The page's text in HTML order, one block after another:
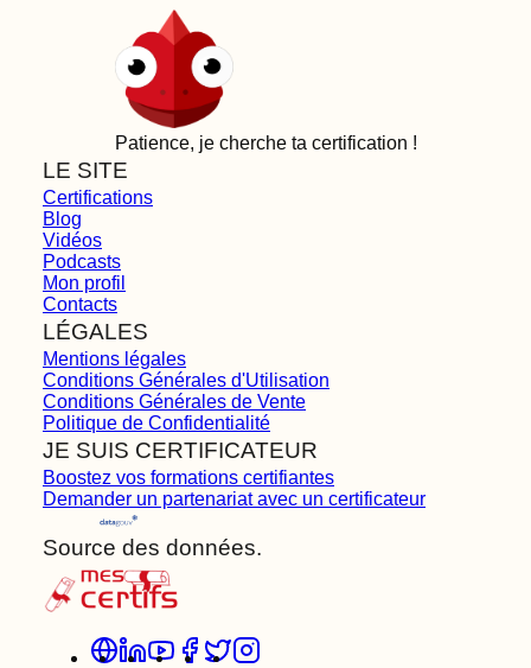
Patience, je cherche ta certification !
LE SITE
Certifications
Blog
Vidéos
Podcasts
Mon profil
Contacts
LÉGALES
Mentions légales
Conditions Générales d'Utilisation
Conditions Générales de Vente
Politique de Confidentialité
JE SUIS CERTIFICATEUR
Boostez vos formations certifiantes
Demander un partenariat avec un certificateur
Source des données.